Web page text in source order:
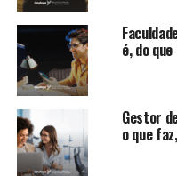
é, do
Gestor
o que